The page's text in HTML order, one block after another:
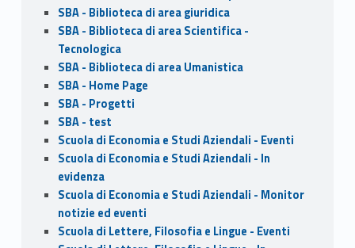
SBA - Biblioteca di area giuridica
SBA - Biblioteca di area Scientifica -
Tecnologica
SBA - Biblioteca di area Umanistica
SBA - Home Page
SBA - Progetti
SBA - test
Scuola di Economia e Studi Aziendali - Eventi
Scuola di Economia e Studi Aziendali - In
evidenza
Scuola di Economia e Studi Aziendali - Monitor
notizie ed eventi
Scuola di Lettere, Filosofia e Lingue - Eventi